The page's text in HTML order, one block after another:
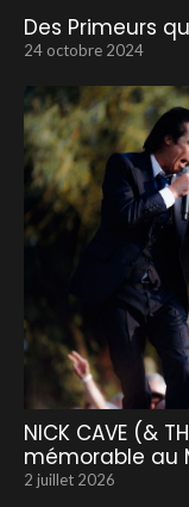
Des Primeurs
24 octobre 2024
NICK CAVE (&
mémorable au
2 juillet 2026